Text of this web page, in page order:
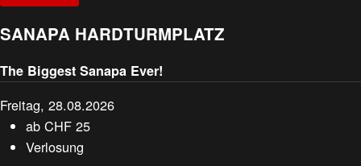
SANAPA HARDTURMPLATZ
The Biggest Sanapa Ever!
Freitag, 28.08.2026
abCHF 25
Verlosung